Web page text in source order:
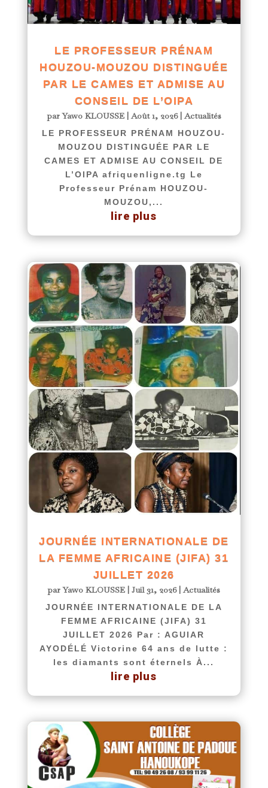
LE PROFESSEUR PRÉNAM
HOUZOU-MOUZOU DISTINGUÉE
PAR LE CAMES ET ADMISE AU
CONSEIL DE L’OIPA
parYawo KLOUSSE|Août 1, 2026|Actualités
LE PROFESSEUR PRÉNAM HOUZOU-
MOUZOU DISTINGUÉE PAR LE
CAMES ET ADMISE AU CONSEIL DE
L’OIPA afriquenligne.tg Le
Professeur Prénam HOUZOU-
MOUZOU,...
lire plus
JOURNÉE INTERNATIONALE DE
LA FEMME AFRICAINE (JIFA) 31
JUILLET 2026
parYawo KLOUSSE |Juil 31, 2026|Actualités
JOURNÉE INTERNATIONALE DE LA
FEMME AFRICAINE (JIFA) 31
JUILLET 2026 Par : AGUIAR
AYODÉLÉ Victorine 64 ans de lutte :
les diamants sont éternels À...
lire plus